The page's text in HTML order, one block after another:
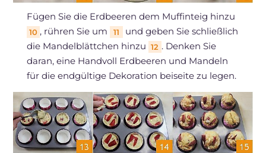
Fügen Sie die Erdbeeren dem Muffinteig hinzu
10 , rühren Sie um 11
und geben Sie schließlich
die Mandelblättchen hinzu 12 . Denken Sie
daran, eine Handvoll Erdbeeren und Mandeln
für die endgültige Dekoration beiseite zu legen.